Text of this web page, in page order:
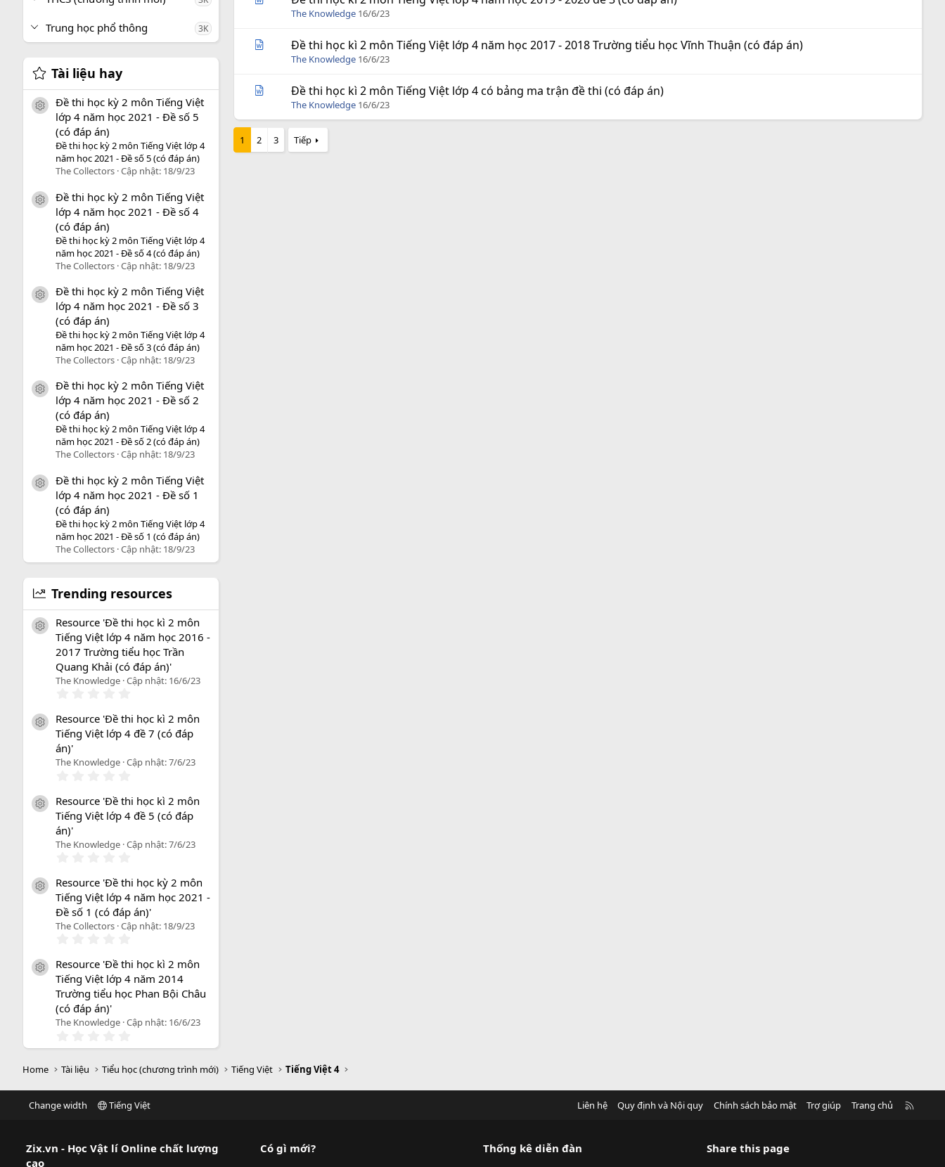
Trung học phổ thông 3K
Tài liệu hay
icon tài liệu
Đề thi học kỳ 2 môn Tiếng Việt
lớp 4 năm học 2021 - Đề số 5
(có đáp án)
Đề thi học kỳ 2 môn Tiếng Việt lớp 4
năm học 2021 - Đề số 5 (có đáp án)
The Collectors Cập nhật: 18/9/23
icon tài liệu
Đề thi học kỳ 2 môn Tiếng Việt
lớp 4 năm học 2021 - Đề số 4
(có đáp án)
Đề thi học kỳ 2 môn Tiếng Việt lớp 4
năm học 2021 - Đề số 4 (có đáp án)
The Collectors Cập nhật: 18/9/23
icon tài liệu
Đề thi học kỳ 2 môn Tiếng Việt
lớp 4 năm học 2021 - Đề số 3
(có đáp án)
Đề thi học kỳ 2 môn Tiếng Việt lớp 4
năm học 2021 - Đề số 3 (có đáp án)
The Collectors Cập nhật: 18/9/23
icon tài liệu
Đề thi học kỳ 2 môn Tiếng Việt
lớp 4 năm học 2021 - Đề số 2
(có đáp án)
Đề thi học kỳ 2 môn Tiếng Việt lớp 4
năm học 2021 - Đề số 2 (có đáp án)
The Collectors Cập nhật: 18/9/23
icon tài liệu
Đề thi học kỳ 2 môn Tiếng Việt
lớp 4 năm học 2021 - Đề số 1
(có đáp án)
Đề thi học kỳ 2 môn Tiếng Việt lớp 4
năm học 2021 - Đề số 1 (có đáp án)
The Collectors Cập nhật: 18/9/23
Trending resources
icon tài liệu
Resource 'Đề thi học kì 2 môn
Tiếng Việt lớp 4 năm học 2016 -
2017 Trường tiểu học Trần
Quang Khải (có đáp án)'
The Knowledge Cập nhật: 16/6/23
0
0
s
o
icon tài liệu
Resource 'Đề thi học kì 2 môn
Tiếng Việt lớp 4 đề 7 (có đáp
án)'
The Knowledge Cập nhật:7/6/23
0
0
s
o
icon tài liệu
Resource 'Đề thi học kì 2 môn
Tiếng Việt lớp 4 đề 5 (có đáp
án)'
The Knowledge Cập nhật:7/6/23
0
0
s
a
o
icon tài liệu
Resource 'Đề thi học kỳ 2 môn
Tiếng Việt lớp 4 năm học 2021 -
Đề số 1 (có đáp án)'
The Collectors Cập nhật: 18/9/23
0
0
s
a
o
icon tài liệu
Resource 'Đề thi học kì 2 môn
Tiếng Việt lớp 4 năm 2014
Trường tiểu học Phan Bội Châu
(có đáp án)'
The Knowledge Cập nhật: 16/6/23
.
0
s
a
The Knowledge 16/6/23
Đề thi học kì 2 môn Tiếng Việt lớp 4 năm học 2017 - 2018 Trường tiểu học Vĩnh Thuận (có đáp án)
The Knowledge 16/6/23
Đề thi học kì 2 môn Tiếng Việt lớp 4 có bảng ma trận đề thi (có đáp án)
The Knowledge 16/6/23
1 2 3 Tiếp
Home Tài liệu Tiểu học (chương trình mới) Tiếng Việt Tiếng Việt 4
Change width Tiếng Việt Liên hệ Quy định và Nội quy Chính sách bảo mật Trợ giúp Trang chủ
Zix.vn - Học Vật lí Online chất lượng
cao
Có gì mới? Thống kê diễn đàn Share this page